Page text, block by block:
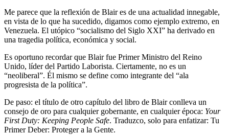
Me parece que la reflexión de Blair es de una actualidad innegable,
en vista de lo que ha sucedido, digamos como ejemplo extremo, en
Venezuela. El utópico “socialismo del Siglo XXI” ha derivado en
una tragedia política, económica y social.
Es oportuno recordar que Blair fue Primer Ministro del Reino
Unido, líder del Partido Laborista. Ciertamente, no es un
“neoliberal”. Él mismo se define como integrante del “ala
progresista de la política”.
De paso: el título de otro capítulo del libro de Blair conlleva un
consejo de oro para cualquier gobernante, en cualquier época: Your
First Duty: Keeping People Safe. Traduzco, solo para enfatizar: Tu
Primer Deber: Proteger a la Gente.